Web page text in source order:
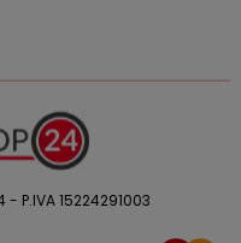
P.IVA 15224291003